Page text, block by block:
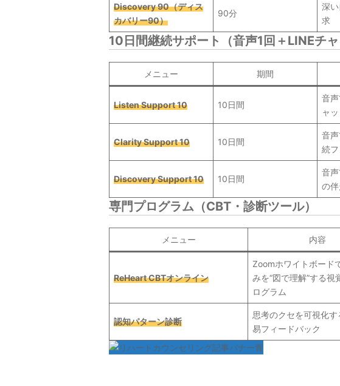
Discovery 90（ディス
カバリー90）
90分
深
求
10日間継続サポート（音声1回＋LINEチャ
メニュー 期間
Listen Support 10 10日間
音
ャ
Clarity Support 10 10日間
音
続
Discovery Support 10 10日間
音
の
専門プログラム（CBT・診断ツール）
メニュー 内容
ReHeart CBTオンライン
Zoomホワイトボード
みを“図で理解”する視
ログラム
認知パターン診断
思考のクセを可視化す
易フィードバック